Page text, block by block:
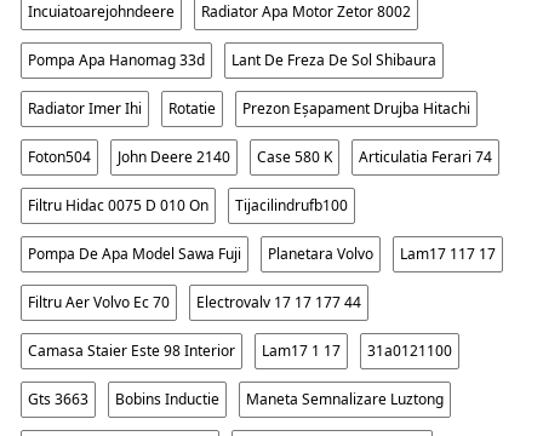
Incuiatoarejohndeere Radiator Apa Motor Zetor 8002
Pompa Apa Hanomag 33d Lant De Freza De Sol Shibaura
Radiator Imer Ihi Rotatie Prezon Eșapament Drujba Hitachi
Foton504 John Deere 2140 Case 580 K Articulatia Ferari 74
Filtru Hidac 0075 D 010 On Tijacilindrufb100
Pompa De Apa Model Sawa Fuji Planetara Volvo Lam17 117 17
Filtru Aer Volvo Ec 70 Electrovalv 17 17 177 44
Camasa Staier Este 98 Interior Lam17 1 17 31a0121100
Gts 3663 Bobins Inductie Maneta Semnalizare Luztong